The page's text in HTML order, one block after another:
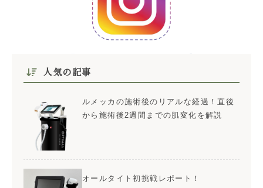
人気の記事
ルメッカの施術後のリアルな経過！直後
から施術後2週間までの肌変化を解説
オールタイト初挑戦レポート！